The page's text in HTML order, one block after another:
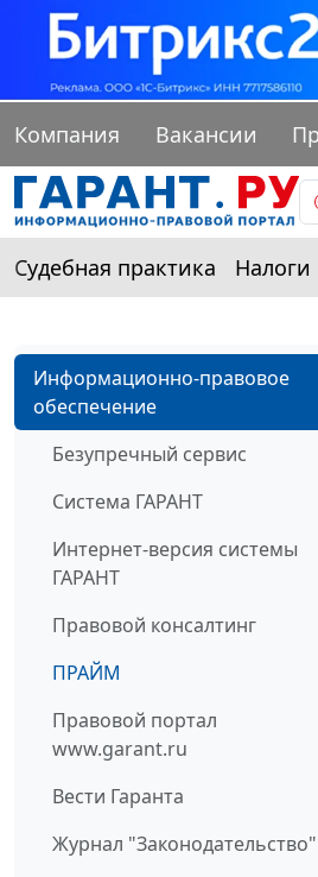
Компания Вакансии
Судебная практика Налоги
Информационно-правовое
обеспечение
Безупречный сервис
Система ГАРАНТ
Интернет-версия системы
ГАРАНТ
Правовой консалтинг
ПРАЙМ
Правовой портал
www.garant.ru
Вести Гаранта
Журнал "Законодательство"